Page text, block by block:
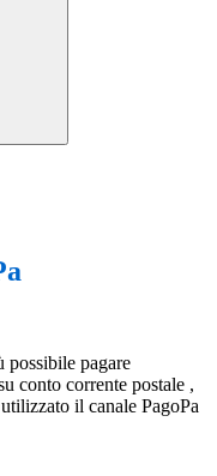
possibile pagare
conto corrente postale ,
il canale PagoPa